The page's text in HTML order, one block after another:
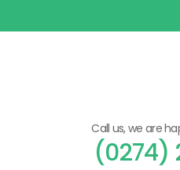
to
Call us, we are
(0274)